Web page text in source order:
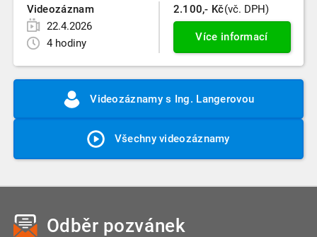
Videozáznam
22.4.2026
4 hodiny
2.100,- Kč(vč. DPH)
Více informací
Videozáznamy s Ing. Langerovou
Všechny videozáznamy
Odběr pozvánek